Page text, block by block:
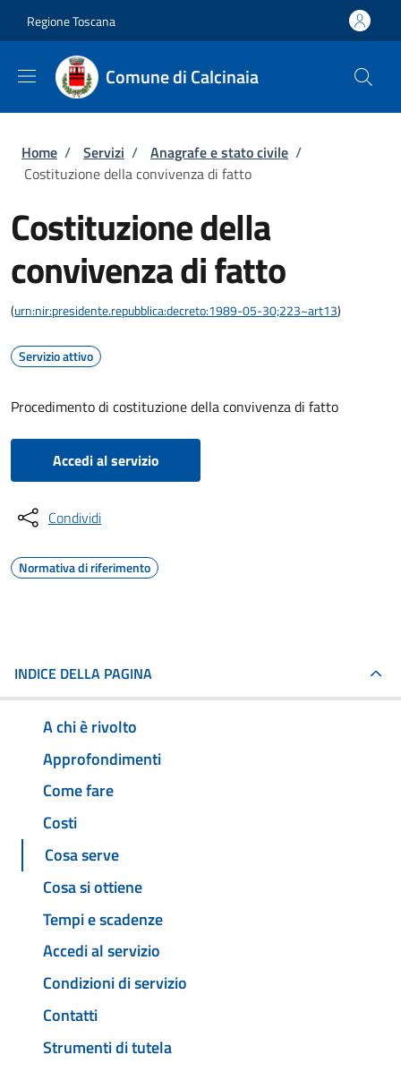
Regione Toscana
Comune di Calcinaia
Briciole di pane
Home / Servizi / Anagrafe e stato civile /
Costituzione della convivenza di fatto
Costituzione della
convivenza di fatto
(urn:nir:presidente.repubblica:decreto:1989-05-30;223~art13)
Servizio attivo
Procedimento di costituzione della convivenza di fatto
Accedi al servizio
Condividi
Normativa di riferimento
INDICE DELLA PAGINA
A chi è rivolto
Approfondimenti
Come fare
Costi
Cosa serve
Cosa si ottiene
Tempi e scadenze
Accedi al servizio
Condizioni di servizio
Contatti
Strumenti di tutela